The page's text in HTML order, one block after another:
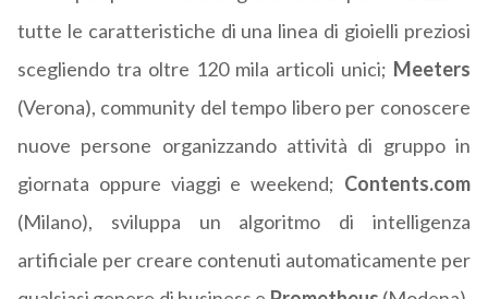
tutte le caratteristiche di una linea di gioielli preziosi
scegliendo tra oltre 120 mila articoli unici; Meeters
(Verona), community del tempo libero per conoscere
nuove persone organizzando attività di gruppo in
giornata oppure viaggi e weekend; Contents.com
(Milano), sviluppa un algoritmo di intelligenza
artificiale per creare contenuti automaticamente per